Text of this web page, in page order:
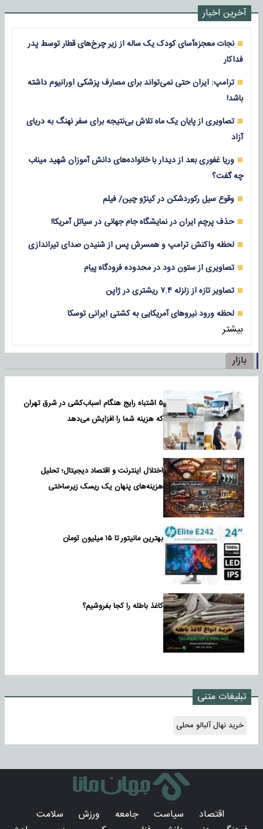
آخرین اخبار
نجات معجزه‌آسای کودک یک ساله از زیر چرخ‌های قطار توسط پدر
فداکار
ترامپ: ایران حتی نمی‌تواند برای مصارف پزشکی اورانیوم داشته
باشد!
تصاویری از پایان یک ماه تلاش بی‌نتیجه برای سفر نهنگ به دریای
آزاد
وریا غفوری بعد از دیدار با خانواده‌های دانش آموزان شهید میناب
چه گفت؟
وقوع سیل رکوردشکن در کینژو چین/ فیلم
حذف پرچم ایران در نمایشگاه جام جهانی در سیاتل آمریکا!
لحظه واکنش ترامپ و همسرش پس از شنیدن صدای تیراندازی
تصاویری از ستون دود در محدوده فرودگاه پیام
تصاویر تازه از زلزله‌ ۷.۴ ریشتری در ژاپن
لحظه ورود نیروهای آمریکایی به کشتی ایرانی توسکا
بیشتر
بازار
۵ اشتباه رایج هنگام اسباب‌کشی در شرق تهران
که هزینه شما را افزایش می‌دهد
اختلال اینترنت و اقتصاد دیجیتال؛ تحلیل
هزینه‌های پنهان یک ریسک زیرساختی
بهترین مانیتور تا ۱۵ میلیون تومان
کاغذ باطله را کجا بفروشیم؟
تبلیغات متنی
خرید نهال آلبالو محلی
اقتصاد سیاست جامعه ورزش
سلامت